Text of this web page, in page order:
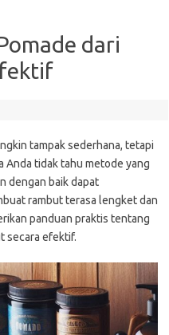
dari
tampak sederhana, tetapi
Anda tidak tahu metode yang
dengan baik dapat
rambut terasa lengket dan
panduan praktis tentang
secara efektif.